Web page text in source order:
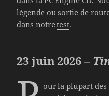
légende ou sortie de
dans notretest.
23 juin 2026 –
our la plupart des